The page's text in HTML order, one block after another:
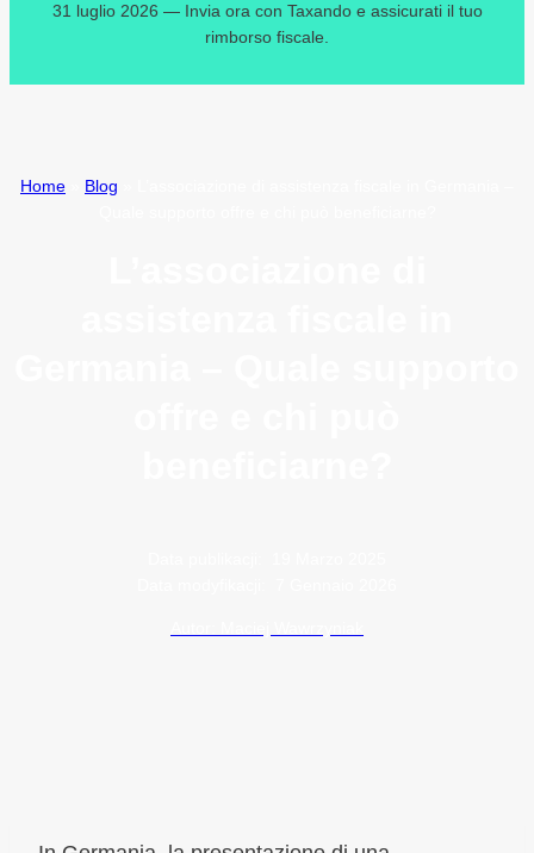
31 luglio 2026 — Invia ora con Taxando e assicurati il tuo
rimborso fiscale.
Home Blog